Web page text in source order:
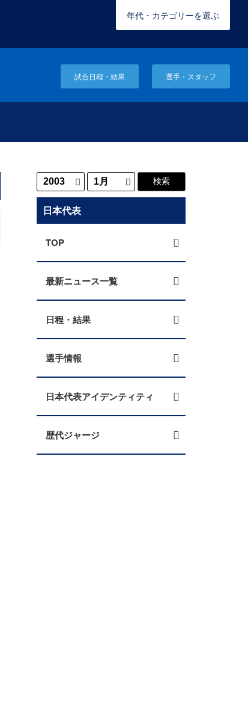
年代・カテゴリーを選ぶ
試合日程・結果 選手・スタッフ
日本代表
TOP
最新ニュース一覧
日程・結果
選手情報
日本代表アイデンティティ
歴代ジャージ